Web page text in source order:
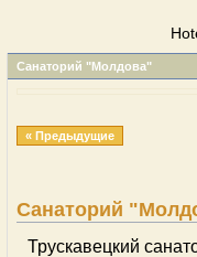
Cанаторий "Молдова"
« Предыдущие
Cанаторий
Трускавецкий